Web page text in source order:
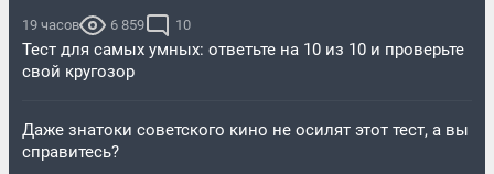
19 часов 6 859 10
Тест для самых умных: ответьте на 10 из 10 и проверьте
свой кругозор
Даже знатоки советского кино не осилят этот тест, а вы
справитесь?